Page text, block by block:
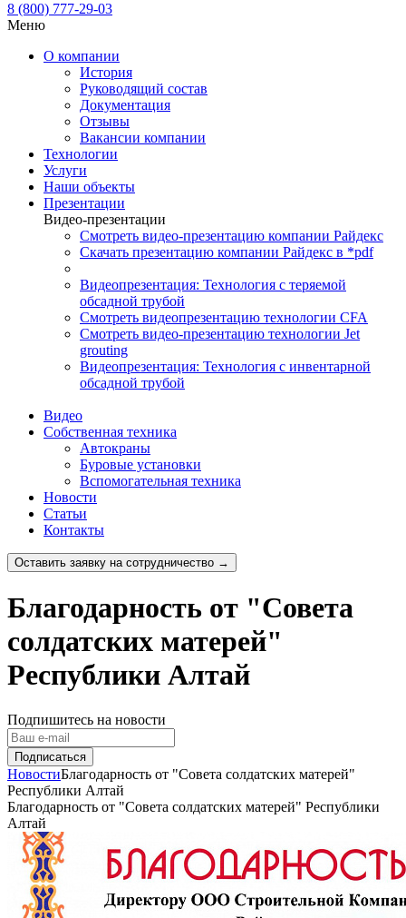
8 (800) 777-29-03
Меню
О компании
История
Руководящий состав
Документация
Отзывы
Вакансии компании
Технологии
Услуги
Наши объекты
Презентации
Видео-презентации
Смотреть видео-презентацию компании Райдекс
Скачать презентацию компании Райдекс в *pdf
Видеопрезентация: Технология с теряемой
обсадной трубой
Смотреть видеопрезентацию технологии CFA
Смотреть видео-презентацию технологии Jet
grouting
Видеопрезентация: Технология с инвентарной
обсадной трубой
Видео
Собственная техника
Автокраны
Буровые установки
Вспомогательная техника
Новости
Статьи
Контакты
Оставить заявку на сотрудничество →
Благодарность от "Совета
солдатских матерей"
Республики Алтай
Подпишитесь на новости
НовостиБлагодарность от "Совета солдатских матерей"
Республики Алтай
Благодарность от "Совета солдатских матерей" Республики
Алтай